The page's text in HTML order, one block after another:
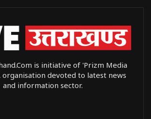
is initiative of 'Prizm Media
organisation devoted to latest news
and information sector.